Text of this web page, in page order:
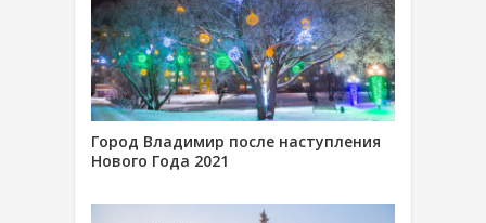
Город Владимир после наступления
Нового Года 2021